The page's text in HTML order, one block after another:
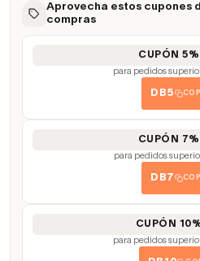
Aprovecha estos cupones
compras
CUPÓN 5%
para pedidos
DB5
CUPÓN 7%
para pedidos
DB7
CUPÓN
para pedidos